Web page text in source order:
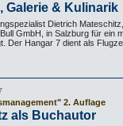
Galerie & Kulinarik
Dietrich
GmbH, in Salzburg für ein
Der Hangar 7 dient als
2. Auflage
als Buchautor